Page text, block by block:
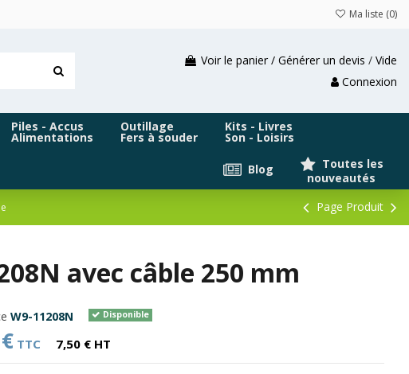
Ma liste (0)
Voir le panier / Générer un devis / Vide
Connexion
Piles - Accus
Alimentations
Outillage
Fers à souder
Kits - Livres
Son - Loisirs
Toutes les
nouveautés
Blog
Page Produit
avec câble 250 mm
W9-11208N Disponible
TTC 7,50 € HT